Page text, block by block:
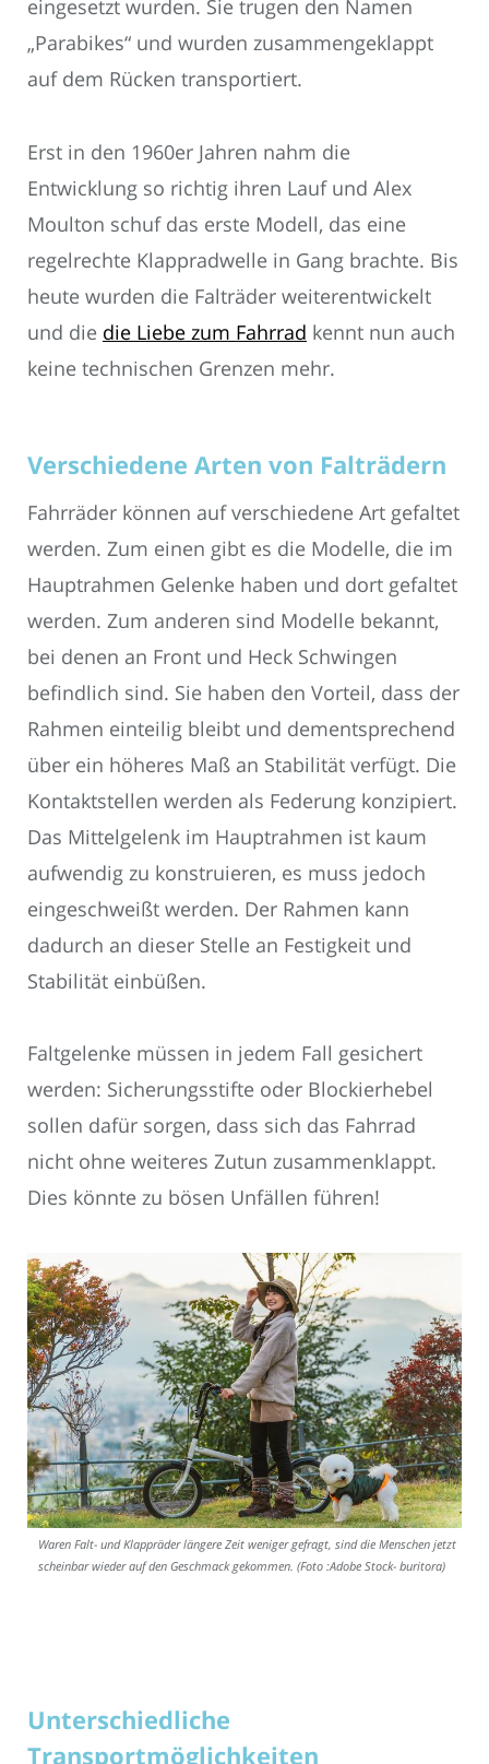
eingesetzt wurden. Sie trugen den Namen
„Parabikes“ und wurden zusammengeklappt
auf dem Rücken transportiert.
Erst in den 1960er Jahren nahm die
Entwicklung so richtig ihren Lauf und Alex
Moulton schuf das erste Modell, das eine
regelrechte Klappradwelle in Gang brachte. Bis
heute wurden die Falträder weiterentwickelt
und die die Liebe zum Fahrrad kennt nun auch
keine technischen Grenzen mehr.
Verschiedene Arten von Falträdern
Fahrräder können auf verschiedene Art gefaltet
werden. Zum einen gibt es die Modelle, die im
Hauptrahmen Gelenke haben und dort gefaltet
werden. Zum anderen sind Modelle bekannt,
bei denen an Front und Heck Schwingen
befindlich sind. Sie haben den Vorteil, dass der
Rahmen einteilig bleibt und dementsprechend
über ein höheres Maß an Stabilität verfügt. Die
Kontaktstellen werden als Federung konzipiert.
Das Mittelgelenk im Hauptrahmen ist kaum
aufwendig zu konstruieren, es muss jedoch
eingeschweißt werden. Der Rahmen kann
dadurch an dieser Stelle an Festigkeit und
Stabilität einbüßen.
Faltgelenke müssen in jedem Fall gesichert
werden: Sicherungsstifte oder Blockierhebel
sollen dafür sorgen, dass sich das Fahrrad
nicht ohne weiteres Zutun zusammenklappt.
Dies könnte zu bösen Unfällen führen!
Waren Falt- und Klappräder längere Zeit weniger gefragt, sind die Menschen jetzt
scheinbar wieder auf den Geschmack gekommen. (Foto :Adobe Stock- buritora)
Unterschiedliche
Transportmöglichkeiten